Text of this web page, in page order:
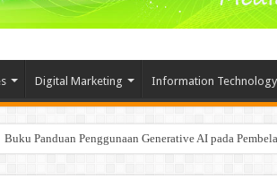
Digital Marketing Information Technology
Mencoba memahami BigData dan segala Manfaat nya